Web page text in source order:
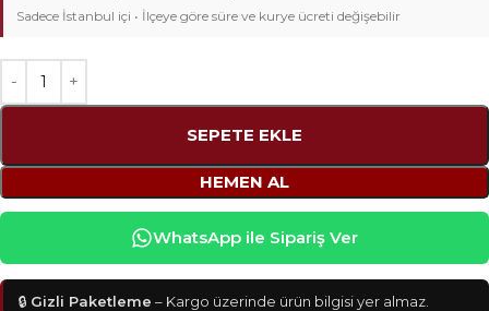
Sadece İstanbul içi • İlçeye göre süre ve kurye ücreti değişebilir
SEPETE EKLE
HEMEN AL
WhatsApp ile Sipariş Ver
🔒 Gizli Paketleme – Kargo üzerinde ürün bilgisi yer almaz.